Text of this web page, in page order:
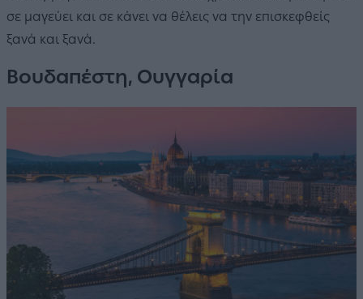
σε μαγεύει και σε κάνει να θέλεις να την επισκεφθείς
ξανά και ξανά.
Βουδαπέστη, Ουγγαρία